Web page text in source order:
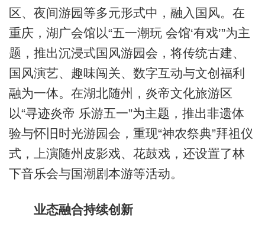
区、夜间游园等多元形式中，融入国风。在
重庆，湖广会馆以“五一潮玩 会馆‘有戏’”为主
题，推出沉浸式国风游园会，将传统古建、
国风演艺、趣味闯关、数字互动与文创福利
融为一体。在湖北随州，炎帝文化旅游区
以“寻迹炎帝 乐游五一”为主题，推出非遗体
验与怀旧时光游园会，重现“神农祭典”拜祖仪
式，上演随州皮影戏、花鼓戏，还设置了林
下音乐会与国潮剧本游等活动。
业态融合持续创新